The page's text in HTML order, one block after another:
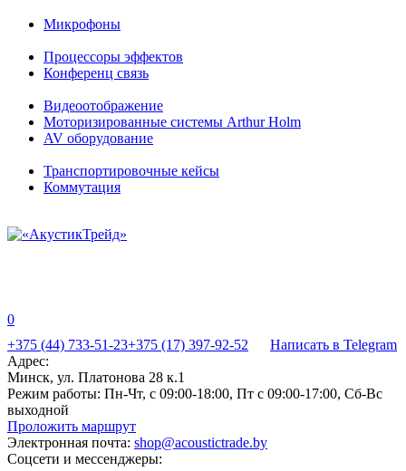
Микрофоны
Процессоры эффектов
Конференц связь
Видеоотображение
Моторизированные системы Arthur Holm
AV оборудование
Транспортировочные кейсы
Коммутация
0
+375 (44) 733-51-23+375 (17) 397-92-52
Написать в Telegram
Адрес:
Минск, ул. Платонова 28 к.1
Режим работы: Пн-Чт, с 09:00-18:00, Пт с 09:00-17:00, Сб-Вс
выходной
Проложить маршрут
Электронная почта: shop@acoustictrade.by
Соцсети и мессенджеры: